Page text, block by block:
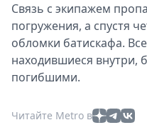
Связь с экипажем
погружения, а спустя
обломки батискафа.
находившиеся внутри,
погибшими.
Читайте Metro в